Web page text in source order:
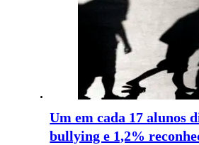
Um em cada 17 alunos
bullying e 1,2%